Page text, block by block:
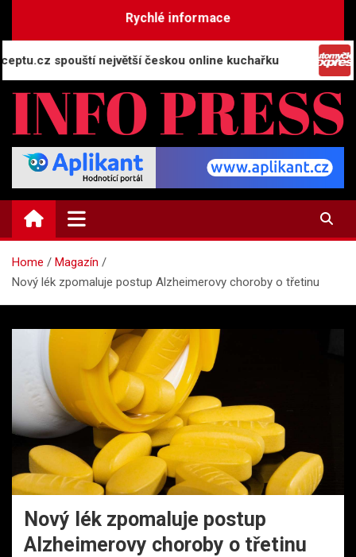
Rychlé informace
spouští největší českou online kuchařku
INFO-PRESS.CZ
Zpravodajský magazín
Home
Magazín
Nový lék zpomaluje postup Alzheimerovy choroby o třetinu
Nový lék zpomaluje postup
Alzheimerovy choroby o třetinu